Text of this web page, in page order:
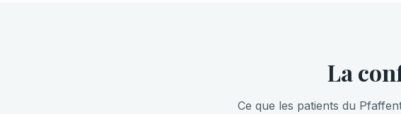
La
Ce que les patients du